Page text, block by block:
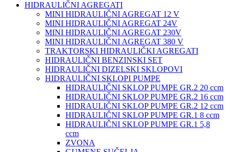
HIDRAULIČNI AGREGATI
MINI HIDRAULIČNI AGREGAT 12 V
MINI HIDRAULIČNI AGREGAT 24V
MINI HIDRAULIČNI AGREGAT 230V
MINI HIDRAULIČNI AGREGAT 380 V
TRAKTORSKI HIDRAULIČKI AGREGATI
HIDRAULIČNI BENZINSKI SET
HIDRAULIČNI DIZELSKI SKLOPOVI
HIDRAULIČNI SKLOPI PUMPE
HIDRAULIČNI SKLOP PUMPE GR.2 20 ccm
HIDRAULIČNI SKLOP PUMPE GR.2 16 ccm
HIDRAULIČNI SKLOP PUMPE GR.2 12 ccm
HIDRAULIČNI SKLOP PUMPE GR.1 8 ccm
HIDRAULIČNI SKLOP PUMPE GR.1 5,8
ccm
ZVONA